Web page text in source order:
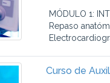
MÓDULO 1:
Repaso
Curso de